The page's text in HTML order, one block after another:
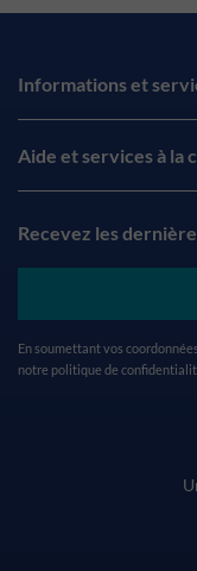
Informations et
Aide et services à la
Recevez les
En soumettant vos
notre politique de